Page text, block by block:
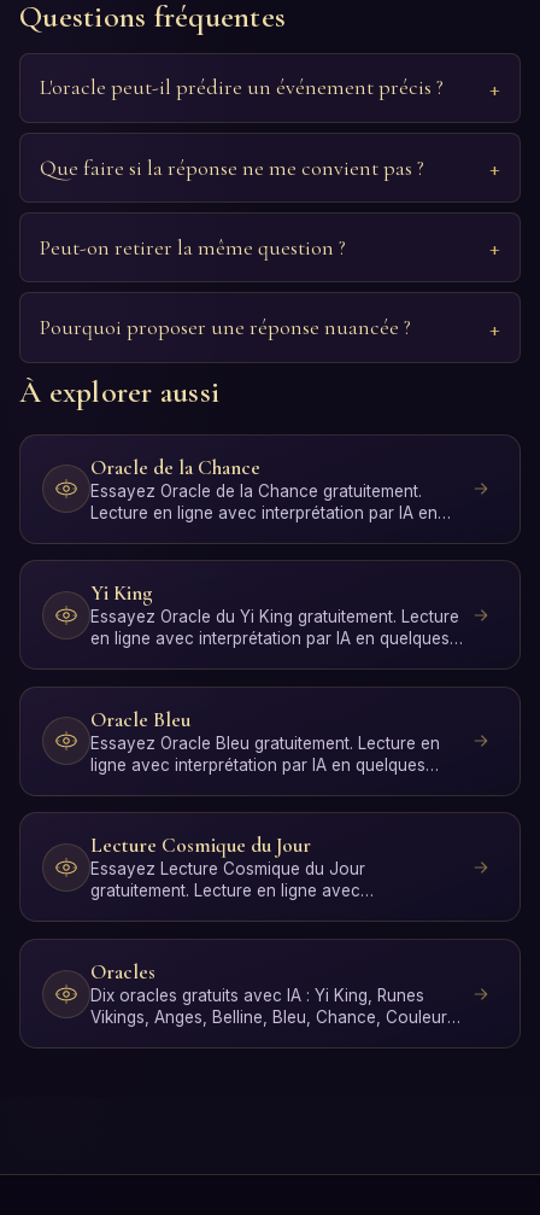
Questions fréquentes
L'oracle peut-il prédire un événement précis ?
Que faire si la réponse ne me convient pas ?
Peut-on retirer la même question ?
Pourquoi proposer une réponse nuancée ?
À explorer aussi
Oracle de la Chance
Essayez Oracle de la Chance gratuitement.
Lecture en ligne avec interprétation par IA en
Yi King
Essayez Oracle du Yi King gratuitement. Lecture
en ligne avec interprétation par IA en quelques
Oracle Bleu
Essayez Oracle Bleu gratuitement. Lecture en
ligne avec interprétation par IA en quelques
Lecture Cosmique du Jour
Essayez Lecture Cosmique du Jour
gratuitement. Lecture en ligne avec
Oracles
Dix oracles gratuits avec IA : Yi King, Runes
Vikings, Anges, Belline, Bleu, Chance, Couleurs,